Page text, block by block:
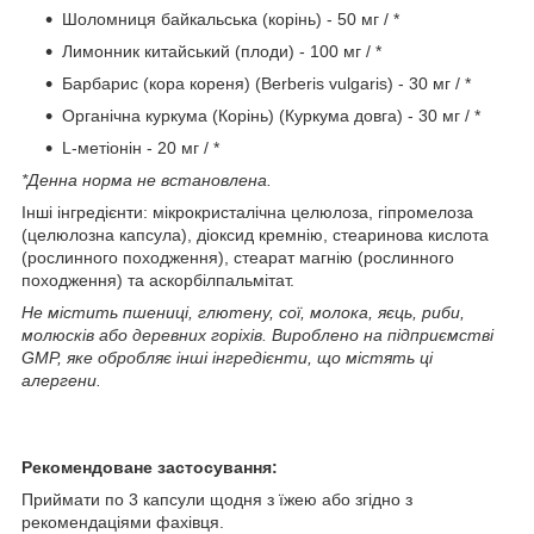
Шоломниця байкальська (корінь) - 50 мг / *
Лимонник китайський (плоди) - 100 мг / *
Барбарис (кора кореня) (Berberis vulgaris) - 30 мг / *
Органічна куркума (Корінь) (Куркума довга) - 30 мг / *
L-метіонін - 20 мг / *
*Денна норма не встановлена.
Інші інгредієнти: мікрокристалічна целюлоза, гіпромелоза
(целюлозна капсула), діоксид кремнію, стеаринова кислота
(рослинного походження), стеарат магнію (рослинного
походження) та аскорбілпальмітат.
Не містить пшениці, глютену, сої, молока, яєць, риби,
молюсків або деревних горіхів. Вироблено на підприємстві
GMP, яке обробляє інші інгредієнти, що містять ці
алергени.
Рекомендоване застосування:
Приймати по 3 капсули щодня з їжею або згідно з
рекомендаціями фахівця.